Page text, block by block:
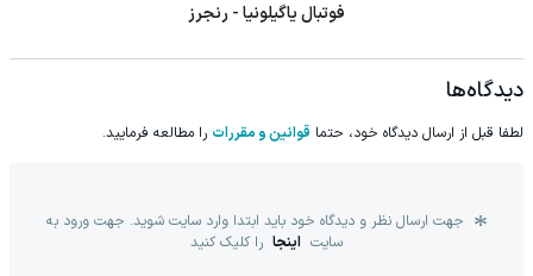
فوتبال یاگیلونیا - رنجرز
دیدگاه‌ها
لطفا قبل از ارسال دیدگاه خود، حتما قوانین و مقررات را مطالعه فرمایید.
جهت ارسال نظر و دیدگاه خود باید ابتدا وارد سایت شوید. جهت ورود به
سایت اینجا را کلیک کنید